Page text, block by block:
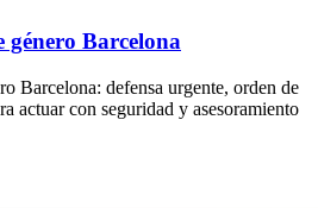
género Barcelona
Barcelona: defensa urgente, orden de
actuar con seguridad y asesoramiento